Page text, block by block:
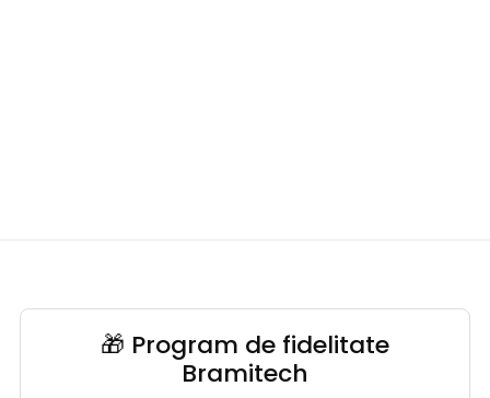
🎁 Program de fidelitate
Bramitech